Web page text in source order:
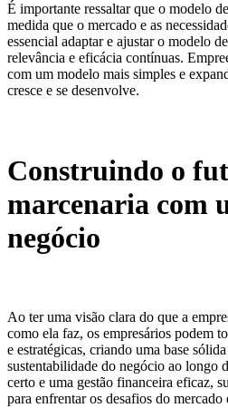
É importante ressaltar que o modelo
medida que o mercado e as
essencial adaptar e ajustar o modelo
relevância e eficácia contínuas.
com um modelo mais simples e
cresce e se desenvolve.
Construindo o
marcenaria com
negócio
Ao ter uma visão clara do que a
como ela faz, os empresários podem
e estratégicas, criando uma base
sustentabilidade do negócio ao longo
certo e uma gestão financeira eficaz,
para enfrentar os desafios do